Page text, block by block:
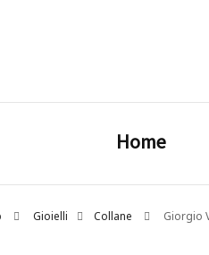
Home
Gioielli Collane Giorgio